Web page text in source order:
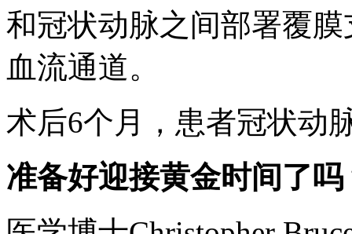
和冠状动脉之间部署覆
血流通道。
术后6个月，患者冠状动
准备好迎接黄金时间了吗